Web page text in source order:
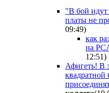
"В бой идут
платы не
09:49)
как
на
12:51)
Афигеть! В
квадратной